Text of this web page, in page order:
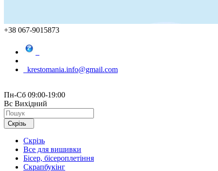
+38 067-9015873
krestomania.info@gmail.com
Пн-Сб 09:00-19:00
Вс Вихідний
Скрізь
Скрізь
Все для вишивки
Бісер, бісероплетіння
Скрапбукінг